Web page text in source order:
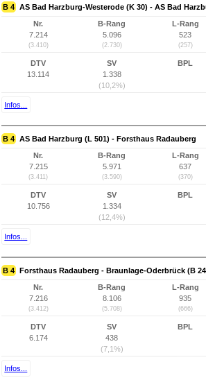
B 4 AS Bad Harzburg-Westerode (K 30) - AS Bad
Nr.
7.214
(3.410)
B-Rang
5.096
(2.730)
L-Rang
523
(257)
DTV
13.114
SV
1.338
(10,2%)
BPL
Infos...
B 4 AS Bad Harzburg (L 501) - Forsthaus Radauberg
Nr.
7.215
(3.411)
B-Rang
5.971
(3.590)
L-Rang
637
(370)
DTV
10.756
SV
1.334
(12,4%)
BPL
Infos...
B 4 Forsthaus Radauberg - Braunlage-Oderbrück (B
Nr.
7.216
(3.412)
B-Rang
8.106
(5.708)
L-Rang
935
(666)
DTV
6.174
SV
438
(7,1%)
BPL
Infos...